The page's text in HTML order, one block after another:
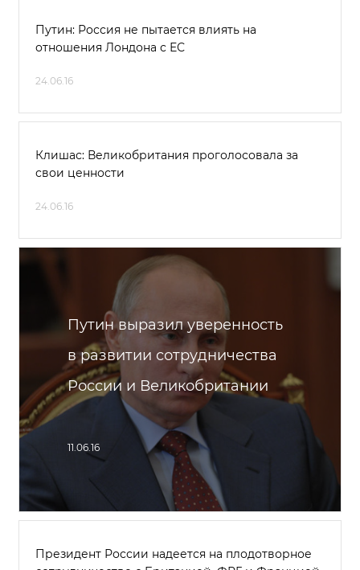
Путин: Россия не пытается влиять на
отношения Лондона с ЕС
24.06.16
Клишас: Великобритания проголосовала за
свои ценности
24.06.16
Путин выразил уверенность
в развитии сотрудничества
России и Великобритании
11.06.16
Президент России надеется на плодотворное